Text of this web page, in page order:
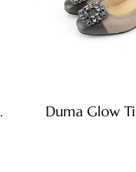
Silver